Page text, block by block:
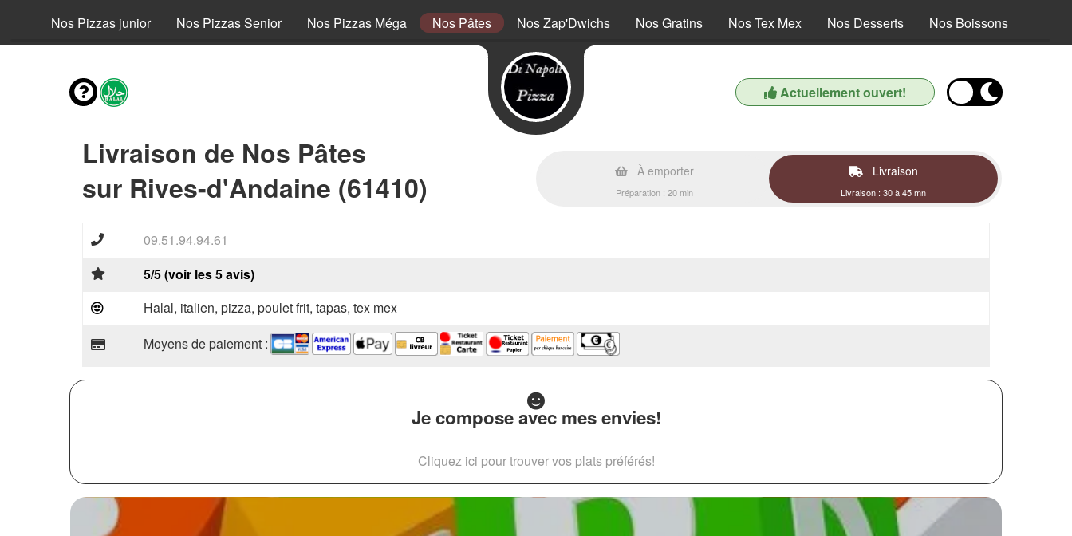
Nos Pizzas junior Nos Pizzas Senior Nos Pizzas Méga Nos Pâtes Nos Zap'Dwichs Nos Gratins Nos Tex Mex Nos Desserts Nos Boissons
Actuellement ouvert!
Livraison de Nos Pâtes
sur Rives-d'Andaine (61410)
À emporter
Préparation : 20 min
Livraison
Livraison : 30 à 45 mn
09.51.94.94.61
5/5 (voir les 5 avis)
Halal, italien, pizza, poulet frit, tapas, tex mex
Moyens de paiement :
Je compose avec mes envies!
Cliquez ici pour trouver vos plats préférés!